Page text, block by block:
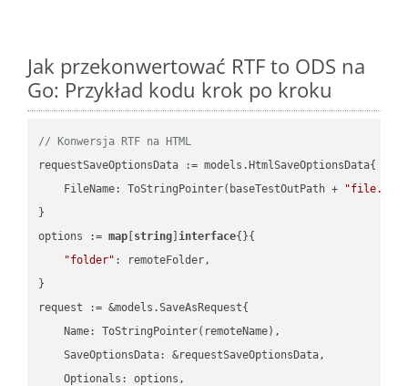
Jak przekonwertować RTF to ODS na
Go: Przykład kodu krok po kroku
// Konwersja RTF na HTML
requestSaveOptionsData := models.HtmlSaveOptionsData{
    FileName: ToStringPointer(baseTestOutPath +
"file.RTF"
}
options := map string ]interface{}{
"folder" : remoteFolder,
}
request := &models.SaveAsRequest{
    Name: ToStringPointer(remoteName),
    SaveOptionsData: &requestSaveOptionsData,
    Optionals: options,